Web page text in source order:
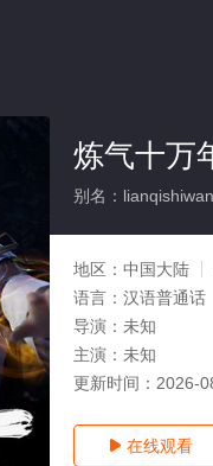
炼气十万
别名：
地区： 中国大陆
语言： 汉语普通话
导演： 未知
主演： 未知
更新时间： 2026-
 在线观看